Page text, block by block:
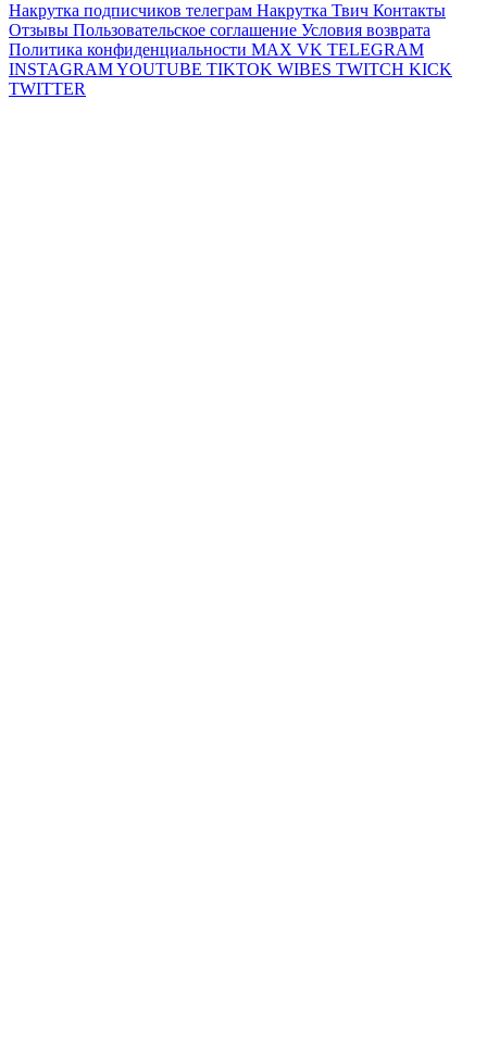
Накрутка подписчиков телеграм Накрутка Твич Контакты
Отзывы Пользовательское соглашение Условия возврата
Политика конфиденциальности MAX VK TELEGRAM
INSTAGRAMYOUTUBE TIKTOK WIBES TWITCH KICK
TWITTER